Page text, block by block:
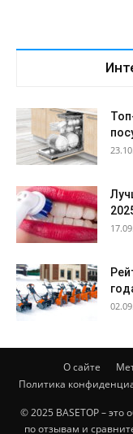
О сайте
Политика
© 2025 BASETOP –
по отзывам и